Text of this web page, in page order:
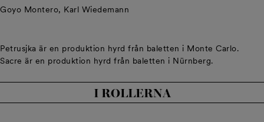
Goyo Montero, Karl Wiedemann
Petrusjka är en produktion hyrd från baletten i Monte Carlo.
Sacre är en produktion hyrd från baletten i Nürnberg.
I ROLLERNA